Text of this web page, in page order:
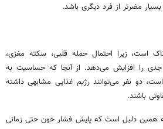
مضرتر از فرد دیگری باشد.
است، زیرا احتمال حمله قلبی، سکته مغزی،
جدی را افزایش می‌دهد. از آنجا که حساسیت به
دو نفر می‌توانند رژیم غذایی مشابهی داشته
باشند.
همین دلیل است که پایش فشار خون حتی زمانی